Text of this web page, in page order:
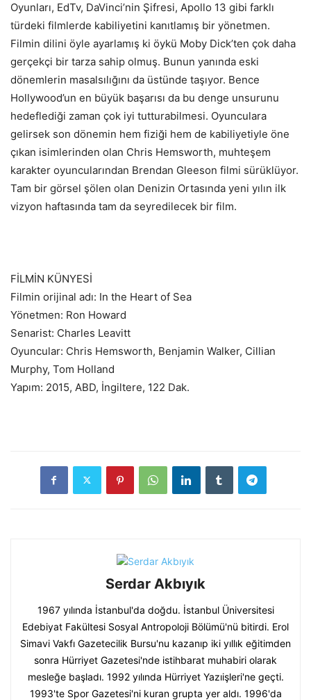
Oyunları, EdTv, DaVinci’nin Şifresi, Apollo 13 gibi farklı
türdeki filmlerde kabiliyetini kanıtlamış bir yönetmen.
Filmin dilini öyle ayarlamış ki öykü Moby Dick’ten çok daha
gerçekçi bir tarza sahip olmuş. Bunun yanında eski
dönemlerin masalsılığını da üstünde taşıyor. Bence
Hollywood’un en büyük başarısı da bu denge unsurunu
hedeflediği zaman çok iyi tutturabilmesi. Oyunculara
gelirsek son dönemin hem fiziği hem de kabiliyetiyle öne
çıkan isimlerinden olan Chris Hemsworth, muhteşem
karakter oyuncularından Brendan Gleeson filmi sürüklüyor.
Tam bir görsel şölen olan Denizin Ortasında yeni yılın ilk
vizyon haftasında tam da seyredilecek bir film.
FİLMİN KÜNYESİ
Filmin orijinal adı: In the Heart of Sea
Yönetmen: Ron Howard
Senarist: Charles Leavitt
Oyuncular: Chris Hemsworth, Benjamin Walker, Cillian
Murphy, Tom Holland
Yapım: 2015, ABD, İngiltere, 122 Dak.
Serdar Akbıyık
1967 yılında İstanbul'da doğdu. İstanbul Üniversitesi
Edebiyat Fakültesi Sosyal Antropoloji Bölümü'nü bitirdi. Erol
Simavi Vakfı Gazetecilik Bursu'nu kazanıp iki yıllık eğitimden
sonra Hürriyet Gazetesi'nde istihbarat muhabiri olarak
mesleğe başladı. 1992 yılında Hürriyet Yazıişleri'ne geçti.
1993'te Spor Gazetesi'ni kuran grupta yer aldı. 1996'da